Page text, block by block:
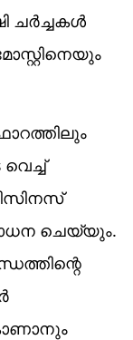
ചര്‍ച്ചകള്‍
ചെയ്യും.